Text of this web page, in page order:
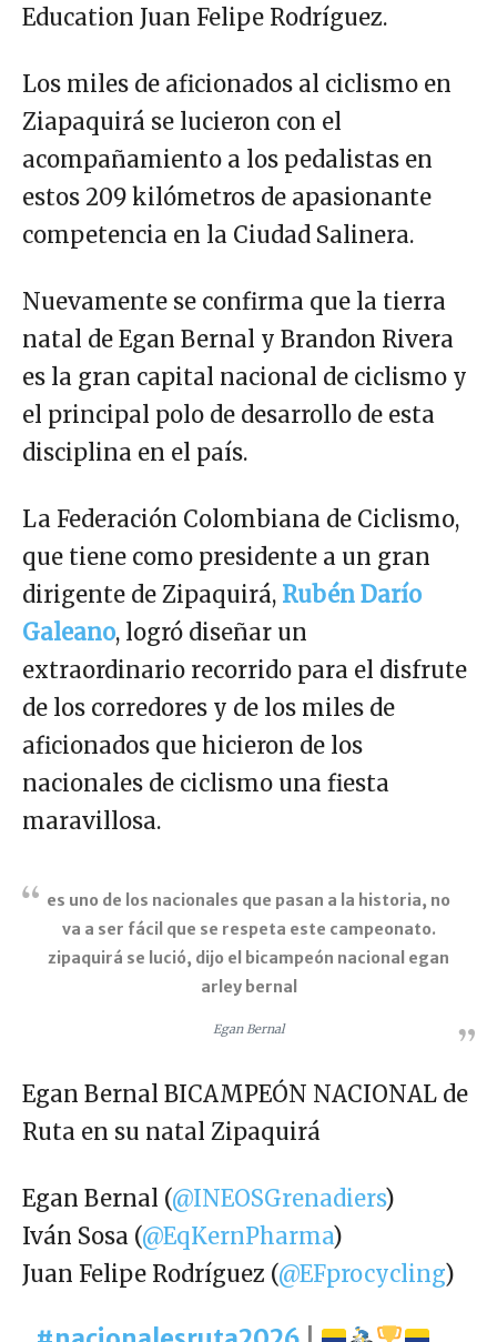
Education Juan Felipe Rodríguez.
Los miles de aficionados al ciclismo en
Ziapaquirá se lucieron con el
acompañamiento a los pedalistas en
estos 209 kilómetros de apasionante
competencia en la Ciudad Salinera.
Nuevamente se confirma que la tierra
natal de Egan Bernal y Brandon Rivera
es la gran capital nacional de ciclismo y
el principal polo de desarrollo de esta
disciplina en el país.
La Federación Colombiana de Ciclismo,
que tiene como presidente a un gran
dirigente de Zipaquirá, Rubén Darío
Galeano, logró diseñar un
extraordinario recorrido para el disfrute
de los corredores y de los miles de
aficionados que hicieron de los
nacionales de ciclismo una fiesta
maravillosa.
es uno de los nacionales que pasan a la historia, no
va a ser fácil que se respeta este campeonato.
zipaquirá se lució, dijo el bicampeón nacional egan
arley bernal
Egan Bernal
Egan Bernal BICAMPEÓN NACIONAL de
Ruta en su natal Zipaquirá
Egan Bernal (@INEOSGrenadiers)
Iván Sosa (@EqKernPharma)
Juan Felipe Rodríguez (@EFprocycling)